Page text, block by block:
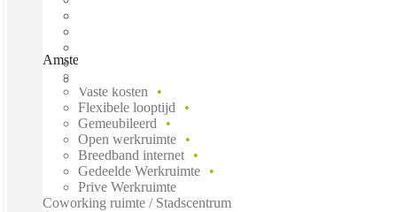
Amsterdam, Rokin, Amsterdam, 1012 KZ
Vaste kosten
Flexibele looptijd
Gemeubileerd
Open werkruimte
Breedband internet
Gedeelde Werkruimte
Prive Werkruimte
Coworking ruimte / Stadscentrum